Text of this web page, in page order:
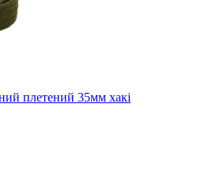
плетений 35мм хакі